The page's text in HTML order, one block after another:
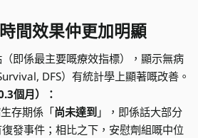
間效果仲更加明顯
即係最主要嘅療效指標），顯示無病
DFS）有統計學上顯著嘅改善。
個月）：
存期係「尚未達到 」，即係話大部分
發事件；相比之下，安慰劑組嘅中位